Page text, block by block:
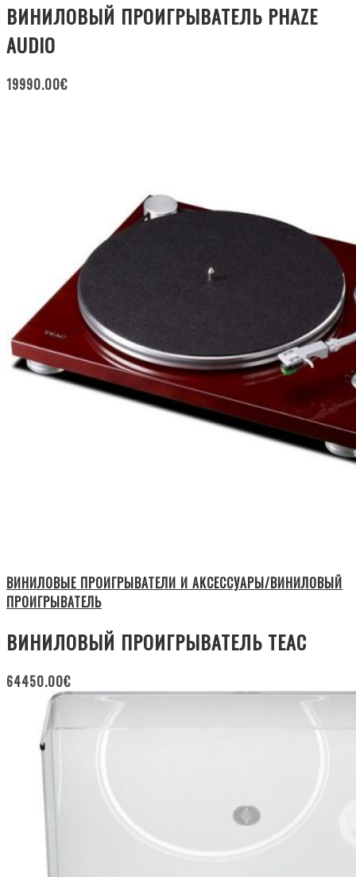
ВИНИЛОВЫЙ ПРОИГРЫВАТЕЛЬ PHAZE
AUDIO
19990.00€
ВИНИЛОВЫЕ ПРОИГРЫВАТЕЛИ И АКСЕССУАРЫ/ВИНИЛОВЫЙ
ПРОИГРЫВАТЕЛЬ
ВИНИЛОВЫЙ ПРОИГРЫВАТЕЛЬ TEAC
64450.00€